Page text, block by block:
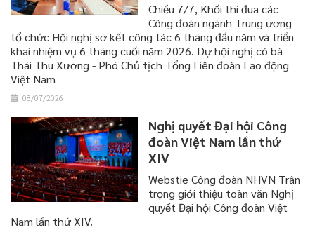
​​​​​​​Chiều 7/7, Khối thi đua các
Công đoàn ngành Trung ương
tổ chức Hội nghị sơ kết công tác 6 tháng đầu năm và triển
khai nhiệm vụ 6 tháng cuối năm 2026. Dự hội nghị có bà
Thái Thu Xương - Phó Chủ tịch Tổng Liên đoàn Lao động
Việt Nam
08/07/2026
Nghị quyết Đại hội Công
đoàn Việt Nam lần thứ
XIV
Webstie Công đoàn NHVN Trân
trọng giới thiệu toàn văn Nghị
quyết Đại hội Công đoàn Việt
Nam lần thứ XIV.